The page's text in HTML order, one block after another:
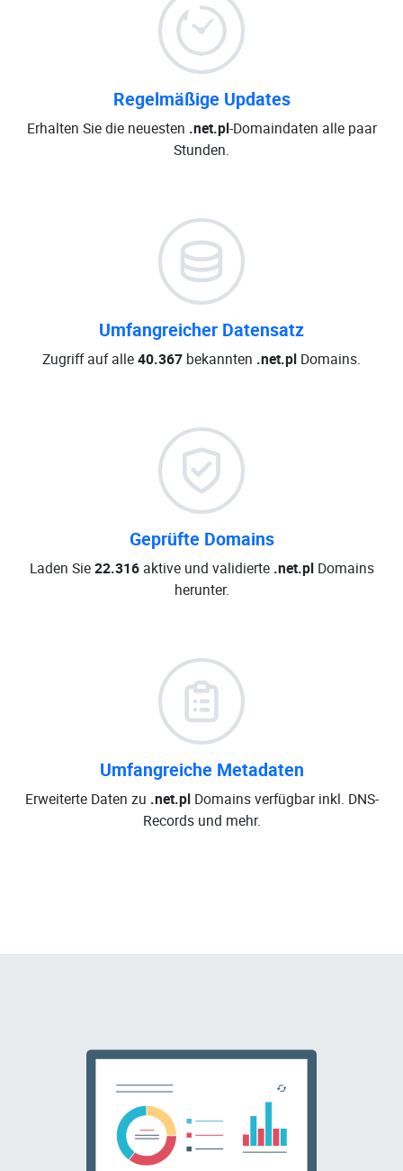
Regelmäßige Updates
Erhalten Sie die neuesten .net.pl-Domaindaten alle paar
Stunden.
Umfangreicher Datensatz
Zugriff auf alle40.367 bekannten .net.pl Domains.
Geprüfte Domains
Laden Sie22.316aktive und validierte .net.plDomains
herunter.
Umfangreiche Metadaten
Erweiterte Daten zu .net.plDomains verfügbar inkl. DNS-
Records und mehr.